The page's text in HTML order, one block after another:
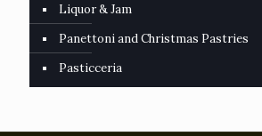
Liquor & Jam
Panettoni and Christmas Pastries
Pasticceria